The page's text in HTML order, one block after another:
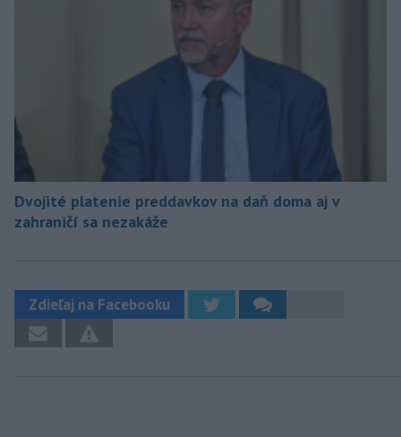
Dvojité platenie preddavkov na daň doma aj v
zahraničí sa nezakáže
Zdieľaj na Facebooku